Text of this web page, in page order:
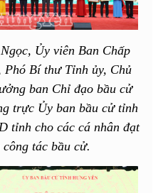
Ủy viên Ban Chấp
Bí thư Tỉnh ủy, Chủ
ban Chỉ đạo bầu cử
trực Ủy ban bầu cử tỉnh
tỉnh cho các cá nhân đạt
tác bầu cử.